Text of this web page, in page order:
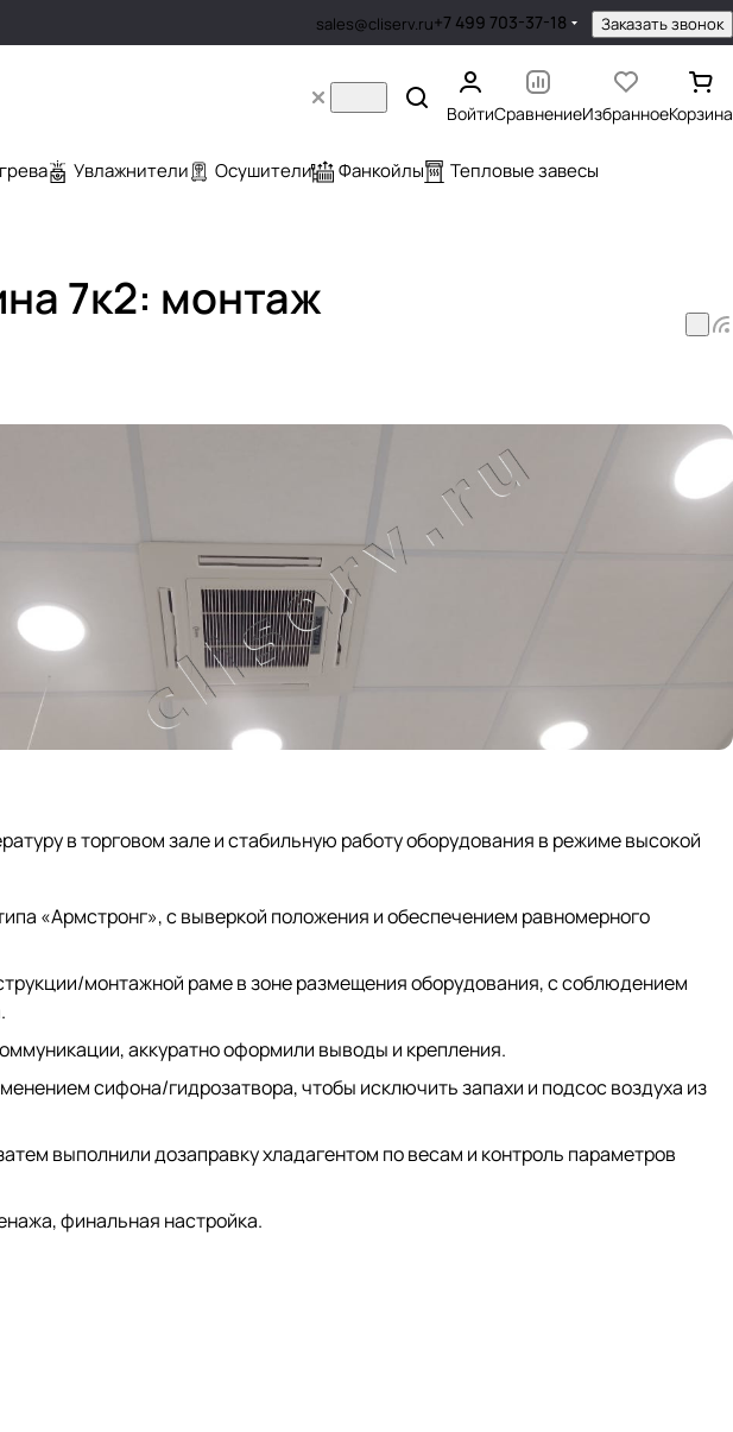
sales@cliserv.ru+7 499 703-37-18 Заказать звонок
ВойтиСравнениеИзбранноеКорзина
Увлажнители Осушители Фанкойлы Тепловые завесы
7к2: монтаж
в торговом зале и стабильную работу оборудования в режиме высокой
«Армстронг», с выверкой положения и обеспечением равномерного
монтажной раме в зоне размещения оборудования, с соблюдением
аккуратно оформили выводы и крепления.
сифона/гидрозатвора, чтобы исключить запахи и подсос воздуха из
выполнили дозаправку хладагентом по весам и контроль параметров
финальная настройка.